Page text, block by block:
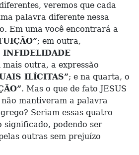
veremos que cada
palavra diferente nessa
Em uma você encontrará a
; em outra,
INFIDELIDADE
mais outra, a expressão
ILÍCITAS”; e na quarta, o
. Mas o que de fato JESUS
mantiveram a palavra
Seriam essas quatro
significado, podendo ser
outras sem prejuízo